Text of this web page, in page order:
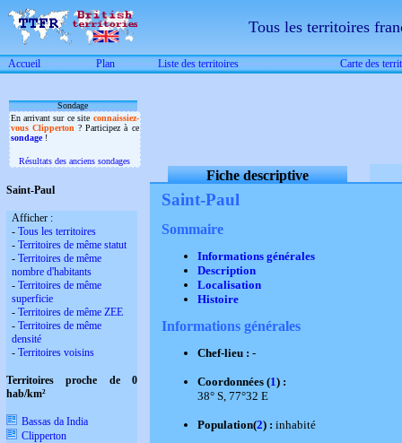
Tous les territoires
Accueil Plan Liste des territoires Carte des
Sondage
En arrivant sur ce site connaissiez-
vous Clipperton ? Participez à ce
sondage!
Résultats des anciens sondages
Saint-Paul
Afficher :
-Tous les territoires
-Territoires de même statut
-Territoires de même
nombre d'habitants
-Territoires de même
superficie
-Territoires de même ZEE
-Territoires de même
densité
-Territoires voisins
Territoires proche de 0
hab/km²
Bassas da India
Clipperton
Fiche descriptive
Saint-Paul
Sommaire
Informations générales
Description
Localisation
Histoire
Informations générales
Chef-lieu : -
Coordonnées (1) :
38° S, 77°32 E
Population(2) : inhabité